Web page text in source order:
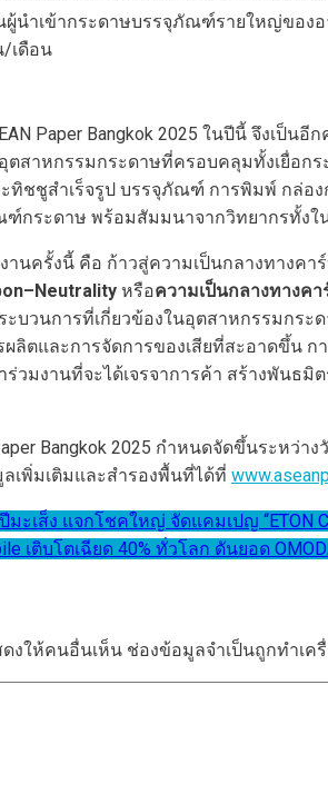
ผู้นำเข้ากระดาษบรรจุภัณฑ์รายใหญ่ขอ
เดือน
Paper Bangkok 2025 ในปีนี้ จึงเ
ตสาหกรรมกระดาษที่ครอบคลุมทั้งเยื่อ
ชชูสำเร็จรูป บรรจุภัณฑ์ การพิมพ์ กล่อง
กระดาษ พร้อมสัมมนาจากวิทยากรทั้งใ
นครั้งนี้ คือ ก้าวสู่ความเป็นกลางทางคาร์
–Neutrality หรือความเป็นกลางทางค
ะบวนการที่เกี่ยวข้องในอุตสาหกรรมกระ
ผลิตและการจัดการของเสียที่สะอาดขึ้น
ร่วมงานที่จะได้เจรจาการค้า สร้างพันธ
Bangkok 2025 กำหนดจัดขึ้นระห
เพิ่มเติมและสำรองพื้นที่ได้ที่
ะเส็ง แจกโชคใหญ่ จัดแคมเปญ “ETON
เติบโตเฉียด 40% ทั่วโลก ดันยอด
งให้คนอื่นเห็น ช่องข้อมูลจำเป็นถูกทำเค